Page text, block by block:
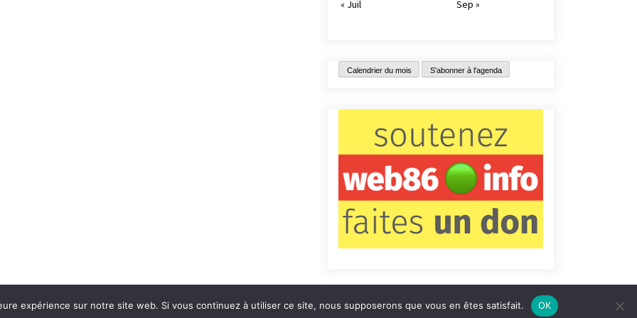
« Juil
Sep »
Calendrier du mois S'abonner à l'agenda
Contact Qui sommes-nous ? Informations légales
expérience sur notre site web. Si vous continuez à utiliser ce site, nous supposerons que vous en êtes satisfait. OK